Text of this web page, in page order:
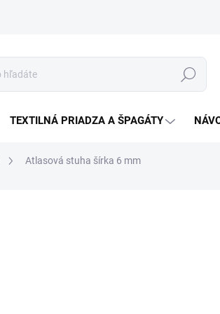
Hľadať
TEXTILNÁ PRIADZA A ŠPAGÁTY
Atlasová stuha šírka 6 mm